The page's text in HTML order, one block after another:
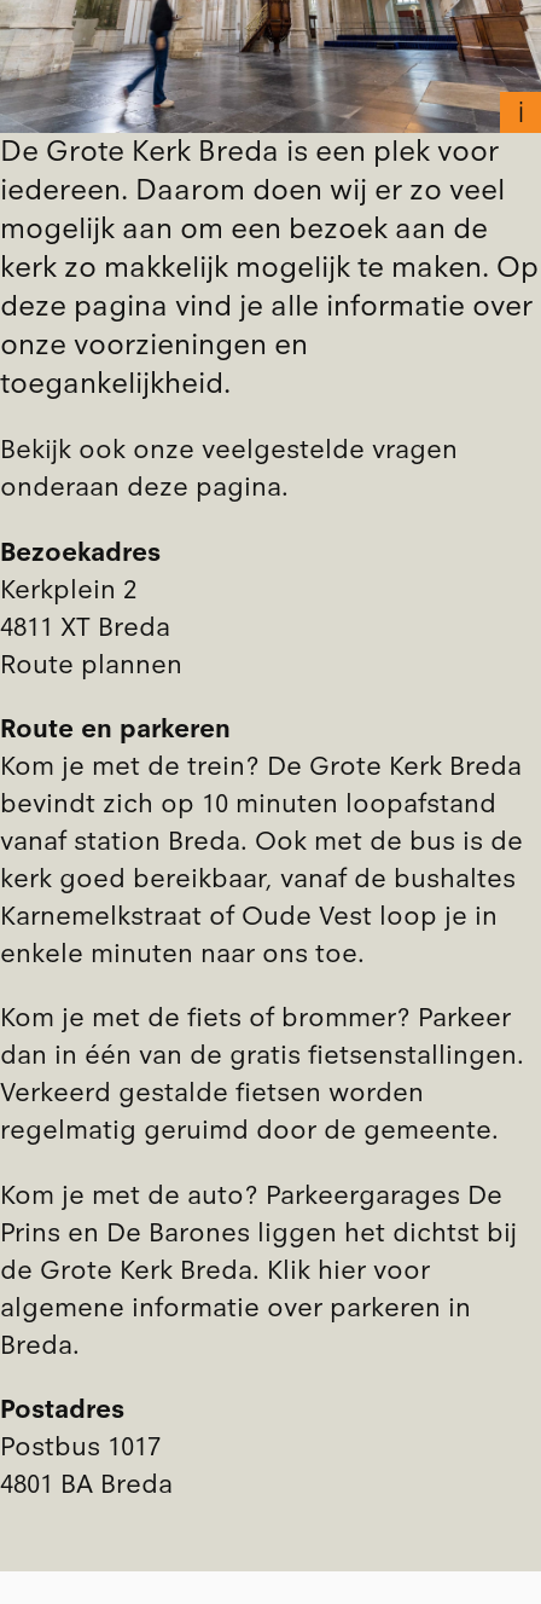
De Grote Kerk Breda is een plek voor
iedereen. Daarom doen wij er zo veel
mogelijk aan om een bezoek aan de
kerk zo makkelijk mogelijk te maken. Op
deze pagina vind je alle informatie over
onze voorzieningen en
toegankelijkheid.
Bekijk ook onze veelgestelde vragen
onderaan deze pagina.
Bezoekadres
Kerkplein 2
4811 XT Breda
Route plannen
Route en parkeren
Kom je met de trein? De Grote Kerk Breda
bevindt zich op 10 minuten loopafstand
vanaf station Breda. Ook met de bus is de
kerk goed bereikbaar, vanaf de bushaltes
Karnemelkstraat of Oude Vest loop je in
enkele minuten naar ons toe.
Kom je met de fiets of brommer? Parkeer
dan in één van de gratis fietsenstallingen.
Verkeerd gestalde fietsen worden
regelmatig geruimd door de gemeente.
Kom je met de auto? Parkeergarages De
Prins en De Barones liggen het dichtst bij
de Grote Kerk Breda. Klik hier voor
algemene informatie over parkeren in
Breda.
Postadres
Postbus 1017
4801 BA Breda